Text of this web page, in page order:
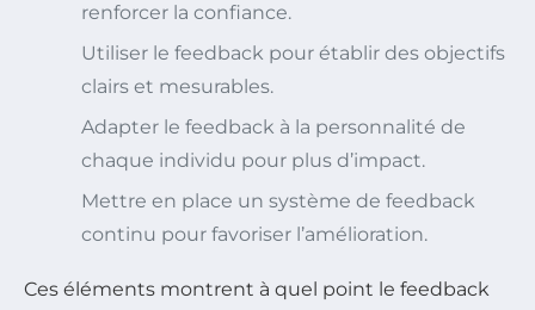
renforcer la confiance.
Utiliser le feedback pour établir des objectifs
clairs et mesurables.
Adapter le feedback à la personnalité de
chaque individu pour plus d’impact.
Mettre en place un système de feedback
continu pour favoriser l’amélioration.
Ces éléments montrent à quel point le feedback